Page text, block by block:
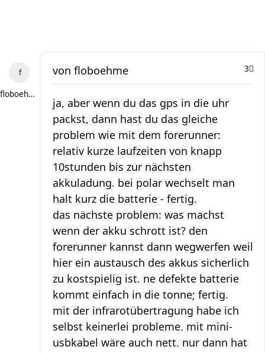
floboehme
3
von floboehme
ja, aber wenn du das gps in die uhr
packst, dann hast du das gleiche
problem wie mit dem forerunner:
relativ kurze laufzeiten von knapp
10stunden bis zur nächsten
akkuladung. bei polar wechselt man
halt kurz die batterie - fertig.
das nächste problem: was machst
wenn der akku schrott ist? den
forerunner kannst dann wegwerfen weil
hier ein austausch des akkus sicherlich
zu kostspielig ist. ne defekte batterie
kommt einfach in die tonne; fertig.
mit der infrarotübertragung habe ich
selbst keinerlei probleme. mit mini-
usbkabel wäre auch nett. nur dann hat